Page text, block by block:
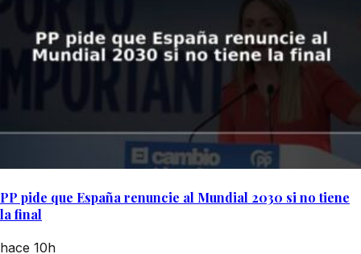
PP pide que España renuncie al Mundial 2030 si no tiene
la final
hace 10h